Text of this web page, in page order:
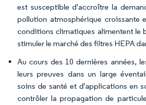
est susceptible d'accroître la
pollution atmosphérique croissante
conditions climatiques alimentent le
stimuler le marché des filtres HEPA
Au cours des 10 dernières années,
leurs preuves dans un large
soins de santé et d'applications en
contrôler la propagation de